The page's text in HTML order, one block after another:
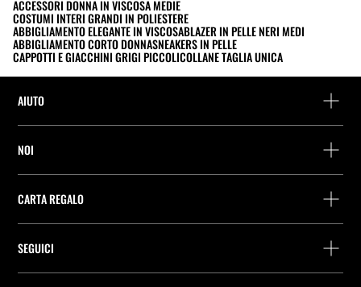
ACCESSORI DONNA IN VISCOSA MEDIE
COSTUMI INTERI GRANDI IN POLIESTERE
ABBIGLIAMENTO ELEGANTE IN VISCOSABLAZER IN PELLE NERI MEDI
ABBIGLIAMENTO CORTO DONNASNEAKERS IN PELLE
CAPPOTTI E GIACCHINI GRIGI PICCOLICOLLANE TAGLIA UNICA
AIUTO
Rintraccia il tuo ordine
Ricerca dei punti di consegna
Preferenze per i cookie
NOI
Società
Company Profile
CARTA REGALO
Acquisto Carta Regalo
SEGUICI